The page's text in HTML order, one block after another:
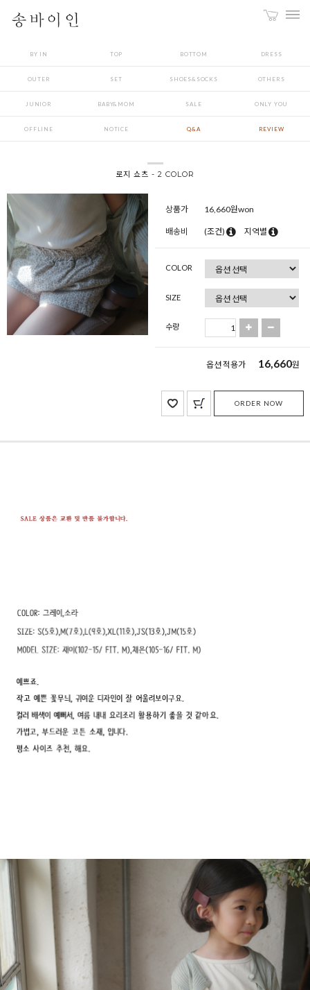
BY IN TOP BOTTOM DRESS
OUTER SET SHOES&SOCKS OTHERS
JUNIOR BABY&MOM SALE ONLY YOU
OFFLINE NOTICE Q&A REVIEW
로지 쇼츠 - 2 COLOR
상품가 16,660원won
배송비 (조건) 지역별
COLOR
SIZE
수량
옵션 적용가 16,660원
ORDER NOW